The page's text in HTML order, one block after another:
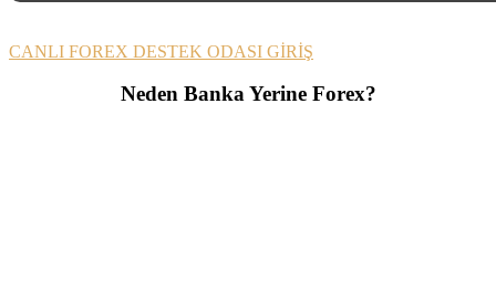
CANLI FOREX DESTEK ODASI GİRİŞ
Neden Banka Yerine Forex?